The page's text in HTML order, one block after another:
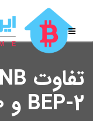
BEP-2 و BEP-20